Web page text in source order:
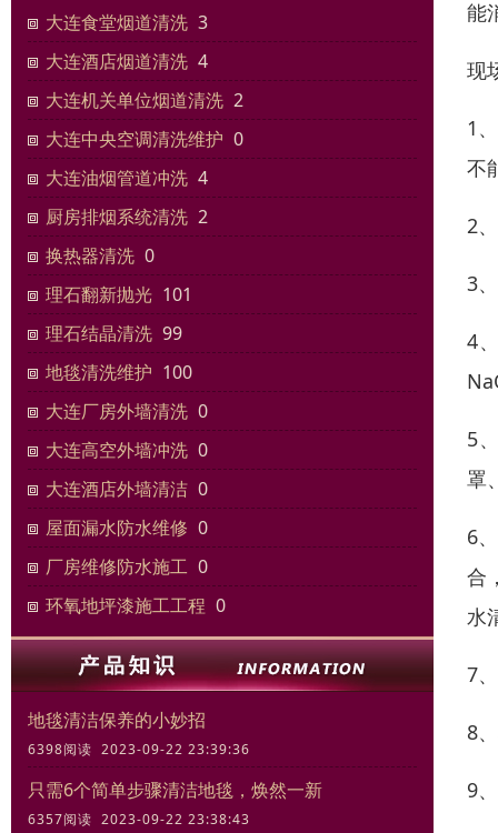
大连食堂烟道清洗 3
大连酒店烟道清洗 4
大连机关单位烟道清洗 2
大连中央空调清洗维护 0
大连油烟管道冲洗 4
厨房排烟系统清洗 2
换热器清洗 0
理石翻新抛光 101
理石结晶清洗 99
地毯清洗维护 100
大连厂房外墙清洗 0
大连高空外墙冲洗 0
大连酒店外墙清洁 0
屋面漏水防水维修 0
厂房维修防水施工 0
环氧地坪漆施工工程 0
地毯清洁保养的小妙招
6398阅读 2023-09-22 23:39:36
只需6个简单步骤清洁地毯，焕然一新
6357阅读 2023-09-22 23:38:43
能
现
1
不
2
3
4
5
罩
6
合
水
7
8
9